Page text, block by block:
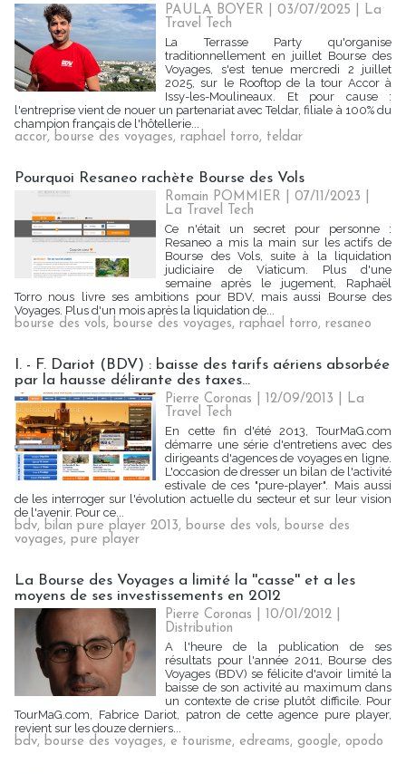
PAULA BOYER | 03/07/2025
La
Travel Tech
La Terrasse Party qu'organise
traditionnellement en juillet Bourse des
Voyages, s'est tenue mercredi 2 juillet
2025, sur le Rooftop de la tour Accor à
Issy-les-Moulineaux. Et pour cause :
l'entreprise vient de nouer un partenariat avec Teldar, filiale à 100% du
champion français de l'hôtellerie...
accor, bourse des voyages, raphael torro, teldar
Pourquoi Resaneo rachète Bourse des Vols
Romain POMMIER | 07/11/2023
La Travel Tech
Ce n'était un secret pour personne :
Resaneo a mis la main sur les actifs de
Bourse des Vols, suite à la liquidation
judiciaire de Viaticum. Plus d'une
semaine après le jugement, Raphaël
Torro nous livre ses ambitions pour BDV, mais aussi Bourse des
Voyages. Plus d'un mois après la liquidation de...
bourse des vols, bourse des voyages, raphael torro, resaneo
I. - F. Dariot (BDV) : baisse des tarifs aériens absorbée
par la hausse délirante des taxes...
Pierre Coronas | 12/09/2013
La
Travel Tech
En cette fin d'été 2013, TourMaG.com
démarre une série d'entretiens avec des
dirigeants d'agences de voyages en ligne.
L'occasion de dresser un bilan de l'activité
estivale de ces "pure-player". Mais aussi
de les interroger sur l'évolution actuelle du secteur et sur leur vision
de l'avenir. Pour ce...
bdv, bilan pure player 2013, bourse des vols, bourse des
voyages, pure player
La Bourse des Voyages a limité la ''casse'' et a les
moyens de ses investissements en 2012
Pierre Coronas | 10/01/2012
Distribution
A l'heure de la publication de ses
résultats pour l'année 2011, Bourse des
Voyages (BDV) se félicite d'avoir limité la
baisse de son activité au maximum dans
un contexte de crise plutôt difficile. Pour
TourMaG.com, Fabrice Dariot, patron de cette agence pure player,
revient sur les douze derniers...
bdv, bourse des voyages, e tourisme, edreams, google, opodo